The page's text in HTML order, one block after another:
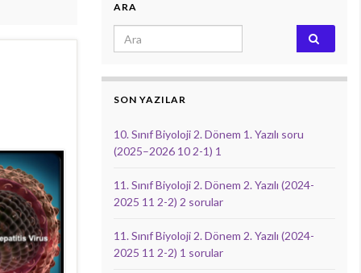
ARA
Search for:
SON YAZILAR
10. Sınıf Biyoloji 2. Dönem 1. Yazılı soru
(2025–2026 10 2-1) 1
11. Sınıf Biyoloji 2. Dönem 2. Yazılı (2024-
2025 11 2-2) 2 sorular
11. Sınıf Biyoloji 2. Dönem 2. Yazılı (2024-
2025 11 2-2) 1 sorular